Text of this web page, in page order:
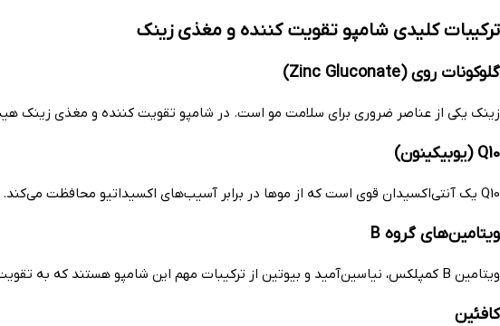
ترکیبات کلیدی شامپو تقویت کننده و مغذی زینک
گلوکونات روی (Zinc Gluconate)
زینک یکی از عناصر ضروری برای سلامت مو است. در شامپو تقویت کننده و مغذی زینک
Q10 (یوبیکینون)
Q10 یک آنتی‌اکسیدان قوی است که از موها در برابر آسیب‌های اکسیداتیو محافظت می‌کند. این ترکیب به افزایش انرژی سلولی و حفظ جوانی و شادابی مو کمک می‌کند.
ویتامین‌های گروه B
ویتامین B کمپلکس، نیاسین‌آمید و بیوتین از ترکیبات مهم این شامپو هستند که به تقویت ساختار مو، افزایش ضخامت تارها و کاهش شکنندگی کمک می‌کنند.
کافئین